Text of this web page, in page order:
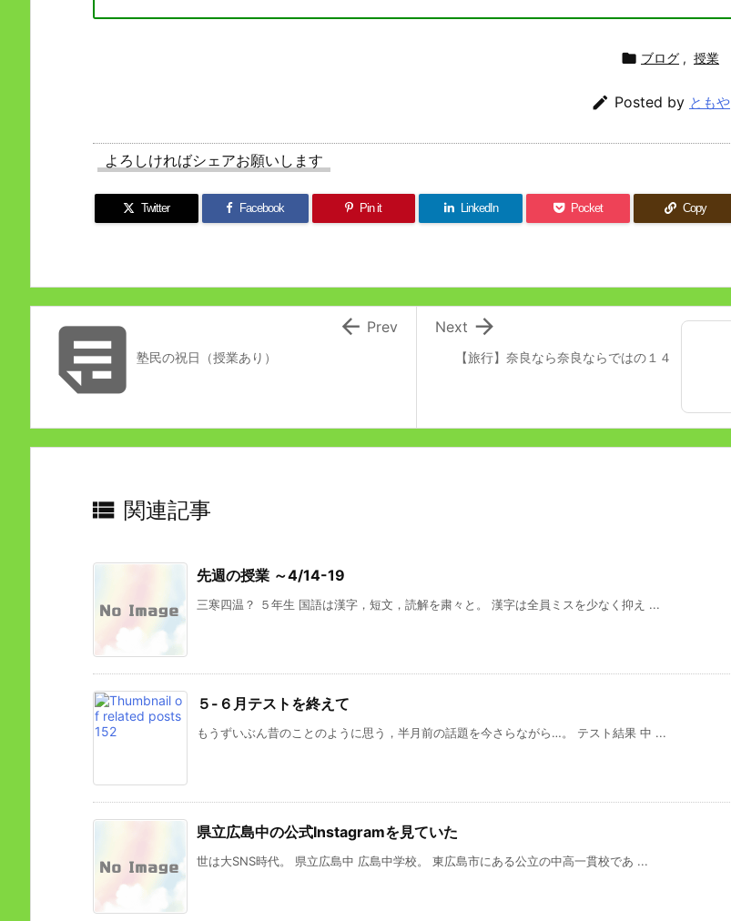
 ブログ , 授業
 Posted by ともや
よろしければシェアお願いします
Twitter Facebook Pin it LinkedIn Pocket Copy
【旅行】奈良なら奈良ならではの１４

Next
塾民の祝日（授業あり）
 Prev
 関連記事
先週の授業 ～4/14-19
三寒四温？ ５年生 国語は漢字，短文，読解を粛々と。 漢字は全員ミスを少なく抑え ...
５-６月テストを終えて
もうずいぶん昔のことのように思う，半月前の話題を今さらながら…。 テスト結果 中 ...
県立広島中の公式Instagramを見ていた
世は大SNS時代。 県立広島中 広島中学校。 東広島市にある公立の中高一貫校であ ...